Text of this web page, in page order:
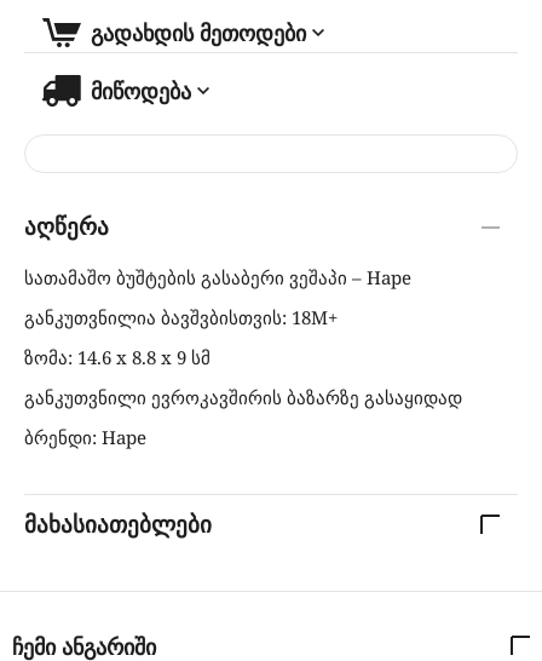
გადახდის მეთოდები
მიწოდება
აღწერა
სათამაშო ბუშტების გასაბერი ვეშაპი – Hape
განკუთვნილია ბავშვბისთვის: 18M+
ზომა: 14.6 x 8.8 x 9 სმ
განკუთვნილი ევროკავშირის ბაზარზე გასაყიდად
ბრენდი: Hape
მახასიათებლები
ჩემი ანგარიში